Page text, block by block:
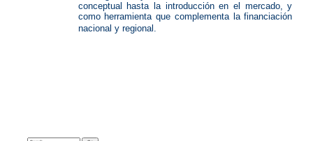
conceptual hasta la introducción en el mercado, y
como herramienta que complementa la financiación
nacional y regional.